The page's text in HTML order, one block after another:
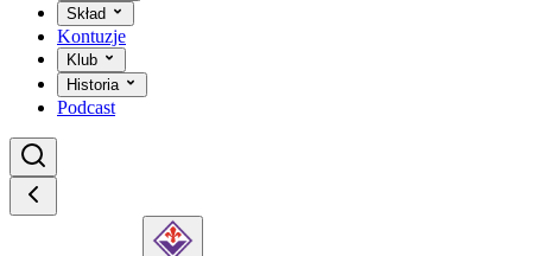
Skład
Kontuzje
Klub
Historia
Podcast